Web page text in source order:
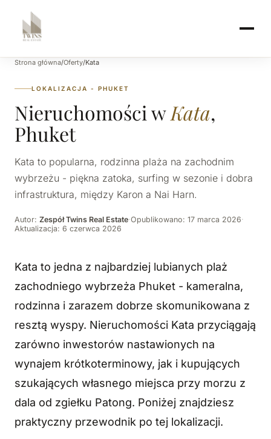
Strona główna/Oferty/Kata
LOKALIZACJA - PHUKET
Nieruchomości wKata,
Phuket
Kata to popularna, rodzinna plaża na zachodnim
wybrzeżu - piękna zatoka, surfing w sezonie i dobra
infrastruktura, między Karon a Nai Harn.
Autor: Zespół Twins Real Estate·Opublikowano: 17 marca 2026·
Aktualizacja: 6 czerwca 2026
Kata to jedna z najbardziej lubianych plaż
zachodniego wybrzeża Phuket - kameralna,
rodzinna i zarazem dobrze skomunikowana z
resztą wyspy. Nieruchomości Kata przyciągają
zarówno inwestorów nastawionych na
wynajem krótkoterminowy, jak i kupujących
szukających własnego miejsca przy morzu z
dala od zgiełku Patong. Poniżej znajdziesz
praktyczny przewodnik po tej lokalizacji.